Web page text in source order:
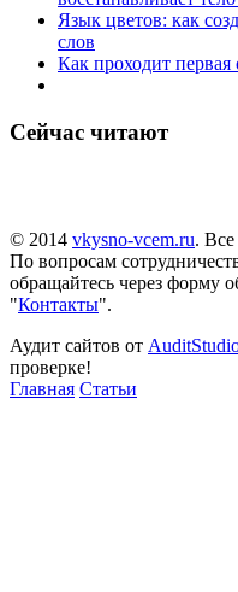
Язык цветов: как
слов
Как проходит первая
Сейчас читают
© 2014 vkysno-vcem.ru.
По вопросам
обращайтесь через форму
"Контакты".
Аудит сайтов от
проверке!
Главная Статьи